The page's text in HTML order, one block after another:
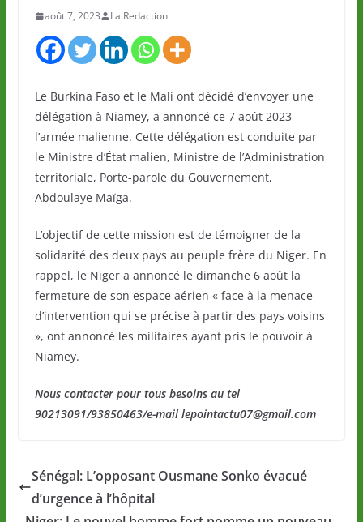
août 7, 2023 La Redaction
Le Burkina Faso et le Mali ont décidé d’envoyer une
délégation à Niamey, a annoncé ce 7 août 2023
l’armée malienne. Cette délégation est conduite par
le Ministre d’État malien, Ministre de l’Administration
territoriale, Porte-parole du Gouvernement,
Abdoulaye Maïga.
L’objectif de cette mission est de témoigner de la
solidarité des deux pays au peuple frère du Niger. En
rappel, le Niger a annoncé le dimanche 6 août la
fermeture de son espace aérien « face à la menace
d’intervention qui se précise à partir des pays voisins
», ont annoncé les militaires ayant pris le pouvoir à
Niamey.
Nous contacter pour tous besoins au tel
90213091/93850463/e-mail lepointactu07@gmail.com
Sénégal: L’opposant Ousmane Sonko évacué
d’urgence à l’hôpital